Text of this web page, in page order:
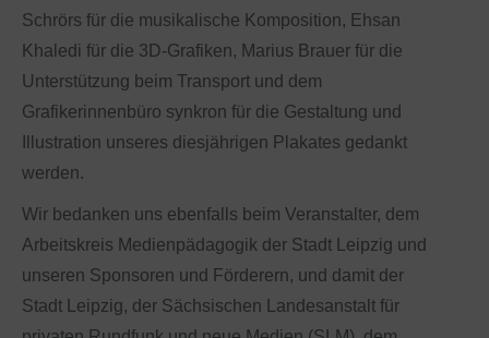
Schrörs für die musikalische Komposition, Ehsan
Khaledi für die 3D-Grafiken, Marius Brauer für die
Unterstützung beim Transport und dem
Grafikerinnenbüro synkron für die Gestaltung und
Illustration unseres diesjährigen Plakates gedankt
werden.
Wir bedanken uns ebenfalls beim Veranstalter, dem
Arbeitskreis Medienpädagogik der Stadt Leipzig und
unseren Sponsoren und Förderern, und damit der
Stadt Leipzig, der Sächsischen Landesanstalt für